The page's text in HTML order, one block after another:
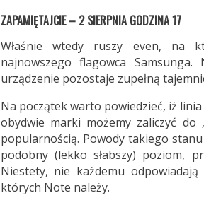
ZAPAMIĘTAJCIE – 2 SIERPNIA GODZINA 17
Właśnie wtedy ruszy even, na
najnowszego flagowca
urządzenie pozostaje zupełną
Na początek warto powiedzieć, iż
obydwie marki możemy zaliczyć
popularnością. Powody takiego
podobny (lekko słabszy) poziom,
Niestety, nie każdemu
których Note należy.